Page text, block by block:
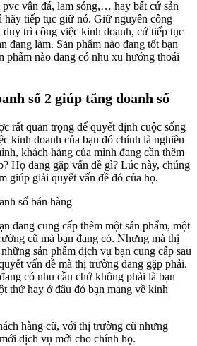
pvc vân đá, lam sóng,… hay bất cứ sản
hãy tiếp tục giữ nó. Giữ nguyên công
trì công việc kinh doanh, cứ tiếp tục
đang làm. Sản phẩm nào đang tốt bạn
phẩm nào đang có nhu xu hướng thoái
số 2 giúp tăng doanh số
rất quan trọng để quyết định cuộc sống
kinh doanh của bạn đó chính là nghiên
khách hàng của mình đang cần thêm
Họ đang gặp vấn đề gì? Lúc này, chúng
giúp giải quyết vấn đề đó của họ.
đang cung cấp thêm một sản phẩm, một
cũ mà bạn đang có. Nhưng mà thị
sản phẩm dịch vụ bạn cung cấp sau
vấn đề mà thị trường đang gặp phải.
có nhu cầu chứ không phải là bạn
thứ hay ở đâu đó bạn mang về kinh
hàng cũ, với thị trường cũ nhưng
dịch vụ mới cho chính họ.